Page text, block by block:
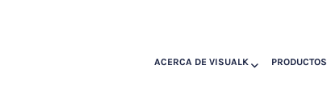
ACERCA DE VISUALK PRODUCTOS